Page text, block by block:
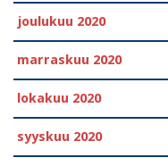
joulukuu 2020
marraskuu 2020
lokakuu 2020
syyskuu 2020